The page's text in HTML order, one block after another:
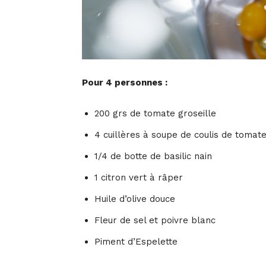
Pour 4 personnes :
200 grs de tomate groseille
4 cuillères à soupe de coulis de tomate
1/4 de botte de basilic nain
1 citron vert à râper
Huile d’olive douce
Fleur de sel et poivre blanc
Piment d’Espelette